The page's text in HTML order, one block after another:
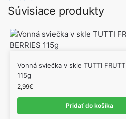
Súvisiace produkty
Vonná sviečka v skle TUTTI FRUTTI
115g
2,99€
Pridať do košíka